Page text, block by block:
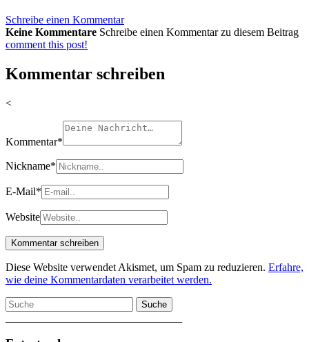
Schreibe einen Kommentar
Keine Kommentare Schreibe einen Kommentar zu diesem Beitrag
comment this post!
Kommentar schreiben
<
Kommentar*
Nickname*
E-Mail*
Website
Diese Website verwendet Akismet, um Spam zu reduzieren. Erfahre,
wie deine Kommentardaten verarbeitet werden.
Suche